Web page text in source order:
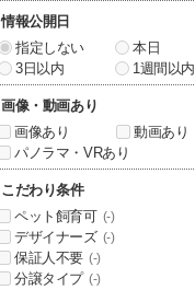
情報公開日
指定しない
本日
3日以内
1週間以内
画像・動画あり
画像あり
動画あり
パノラマ・VRあり
こだわり条件
ペット飼育可 (-)
デザイナーズ (-)
保証人不要 (-)
分譲タイプ (-)